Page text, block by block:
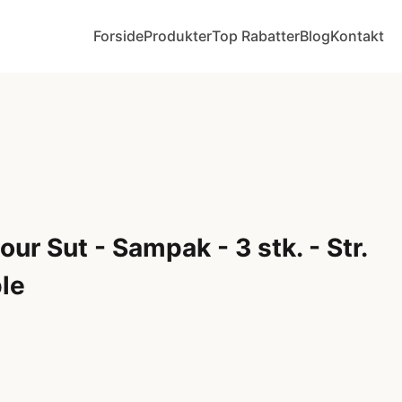
ForsideProdukterTop RabatterBlogKontakt
Sut - Sampak - 3 stk. - Str.